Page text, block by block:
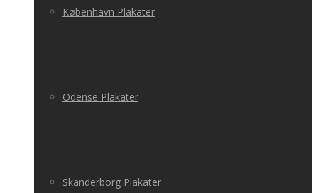
København Plakater
Odense Plakater
Skanderborg Plakater